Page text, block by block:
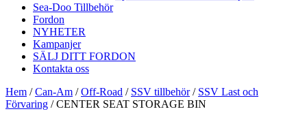
Sea-Doo Tillbehör
Fordon
NYHETER
Kampanjer
SÄLJ DITT FORDON
Kontakta oss
Hem /Can-Am /Off-Road / SSV tillbehör/ SSV Last och
Förvaring / CENTER SEAT STORAGE BIN